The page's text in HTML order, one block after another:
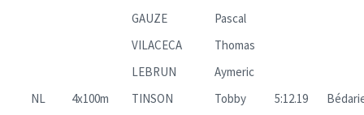
GAUZE
Pascal
VILACECA
Thomas
LEBRUN
Aymeric
NL
4x100m TINSON Tobby 5:12.19